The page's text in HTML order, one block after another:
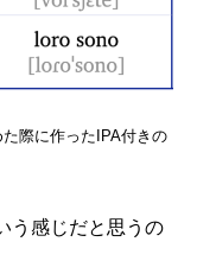
際に作ったIPA付きの
う感じだと思うの